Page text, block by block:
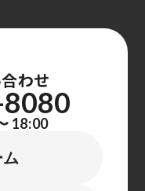
わせ
18:00